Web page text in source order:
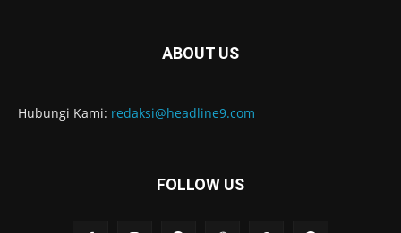
ABOUT US
Hubungi Kami: redaksi@headline9.com
FOLLOW US